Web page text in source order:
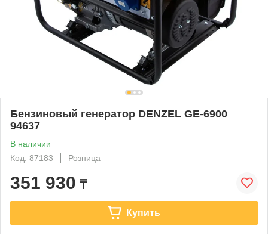
Бензиновый генератор DENZEL GE-6900
94637
В наличии
Код: 87183
Розница
351 930 ₸
Купить